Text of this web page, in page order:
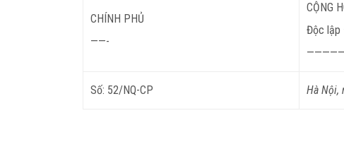
CHÍNH PHỦ
——-
CỘNG
Độc lập
—————
Số: 52/NQ-CP Hà Nội,